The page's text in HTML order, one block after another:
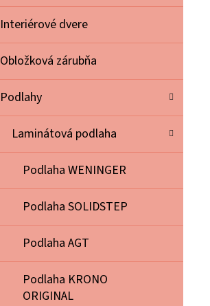
Interiérové dvere
Obložková zárubňa
Podlahy
Laminátová podlaha
Podlaha WENINGER
Podlaha SOLIDSTEP
Podlaha AGT
Podlaha KRONO
ORIGINAL